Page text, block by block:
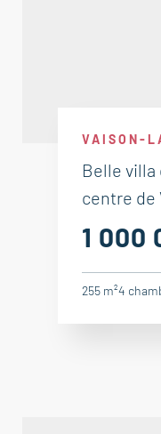
VAISON-
Belle
centre de
1 000
255 m²4